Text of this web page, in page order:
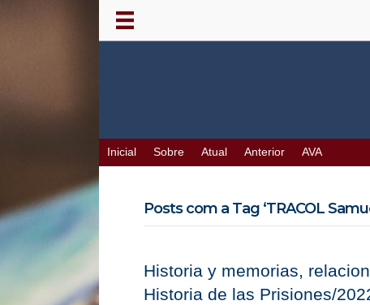
Inicial Sobre Atual Anterior AVA
Posts com a Tag ‘TRACOL
Historia y memorias,
Historia de las Prisiones/